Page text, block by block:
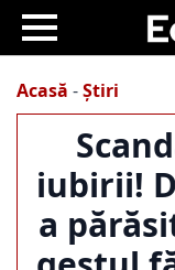
Acasă -Știri
iubirii!
a